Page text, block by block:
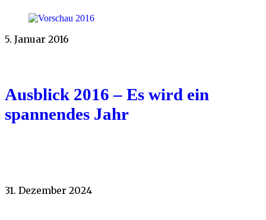
5. Januar 2016
Ausblick 2016 – Es wird ein
spannendes Jahr
31. Dezember 2024